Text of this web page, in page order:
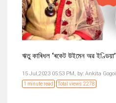
ঋতু কাৰিধল ‘ৰকেট উইমেন অৱ ইণ্ডিয়া’
15 Jul,2023 05:53 PM, by: Ankita Gogoi
1 minute read Total views: 2278